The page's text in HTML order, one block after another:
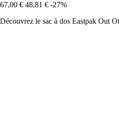
67,00 € 48,81 € -27%
Découvrez le sac à dos Eastpak Out